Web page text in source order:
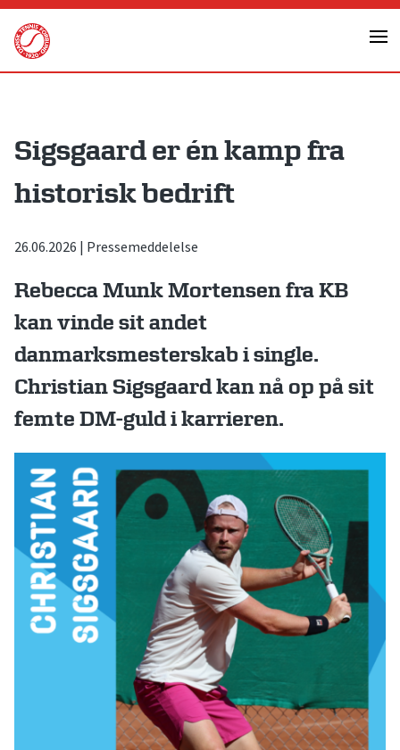
Skip
content
Sigsgaard er én kamp fra
historisk bedrift
26.06.2026 | Pressemeddelelse
Rebecca Munk Mortensen fra KB
kan vinde sit andet
danmarksmesterskab i single.
Christian Sigsgaard kan nå op på sit
femte DM-guld i karrieren.